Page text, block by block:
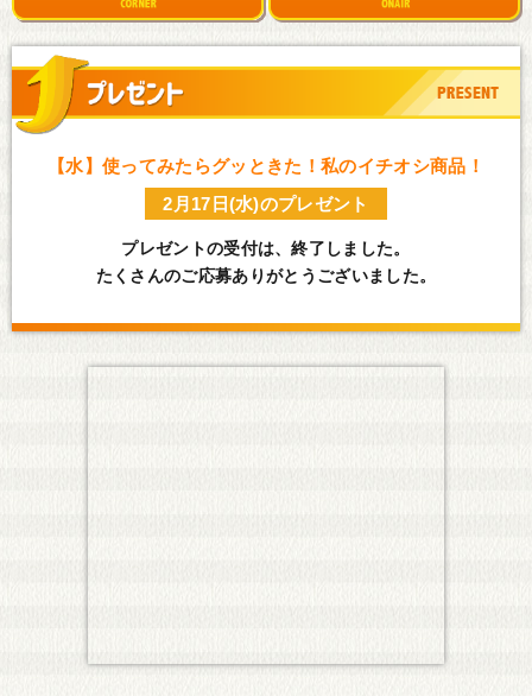
【水】使ってみたらグッときた！私のイチオシ商品！
2月17日(水)のプレゼント
プレゼントの受付は、終了しました。
たくさんのご応募ありがとうございました。